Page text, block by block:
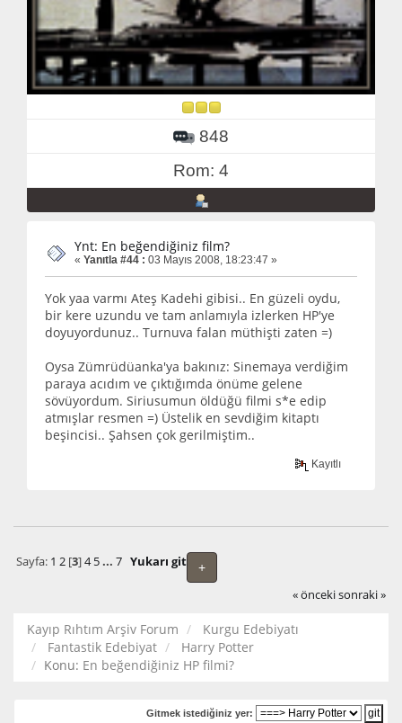
848
Rom: 4
Ynt: En beğendiğiniz film?
« Yanıtla #44 : 03 Mayıs 2008, 18:23:47 »
Yok yaa varmı Ateş Kadehi gibisi.. En güzeli oydu,
bir kere uzundu ve tam anlamıyla izlerken HP'ye
doyuyordunuz.. Turnuva falan müthişti zaten =)
Oysa Zümrüdüanka'ya bakınız: Sinemaya verdiğim
paraya acıdım ve çıktığımda önüme gelene
sövüyordum. Siriusumun öldüğü filmi s*e edip
atmışlar resmen =) Üstelik en sevdiğim kitaptı
beşincisi.. Şahsen çok gerilmiştim..
Kayıtlı
+
Sayfa: 1 2[3]4 5 ... 7 Yukarı git
« önceki sonraki »
Kayıp Rıhtım Arşiv Forum
Kurgu Edebiyatı
Fantastik Edebiyat
Harry Potter
Konu: En beğendiğiniz HP filmi?
Gitmek istediğiniz yer: